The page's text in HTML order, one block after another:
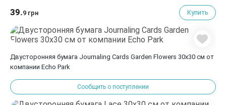
39.9 грн Купить
Двусторонняя бумага Journaling Cards Garden Flowers 30х30 см от
компании Echo Park
Сообщить о поступлении